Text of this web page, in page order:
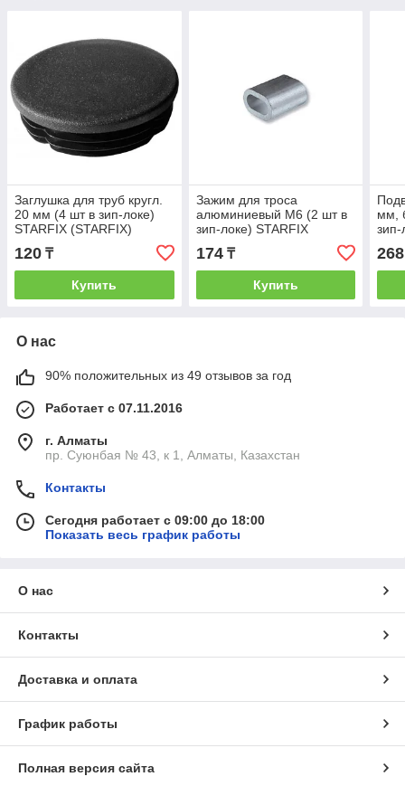
Заглушка для труб кругл.
20 мм (4 шт в зип-локе)
STARFIX (STARFIX)
(SMM1-71309-4)
120 ₸
Купить
Зажим для троса
алюминиевый М6 (2 шт в
зип-локе) STARFIX
(STARFIX) (SMM1-77828-
2)
174₸
Купить
мм,
зип-
4)
268
О нас
90% положительных из 49 отзывов за год
Работает с 07.11.2016
г. Алматы
пр. Суюнбая № 43, к 1, Алматы, Казахстан
Контакты
Сегодня работает с 09:00 до 18:00
Показать весь график работы
О нас
Контакты
Доставка и оплата
График работы
Полная версия сайта